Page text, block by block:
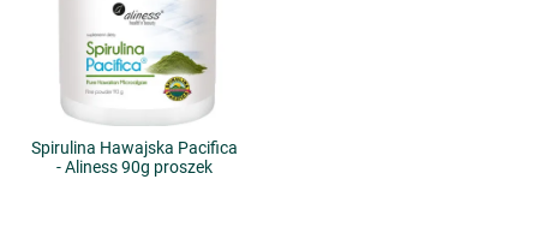
Spirulina Hawajska Pacifica
- Aliness 90g proszek